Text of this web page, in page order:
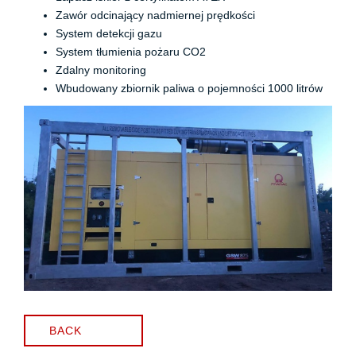
Zawór odcinający nadmiernej prędkości
System detekcji gazu
System tłumienia pożaru CO2
Zdalny monitoring
Wbudowany zbiornik paliwa o pojemności 1000 litrów
BACK